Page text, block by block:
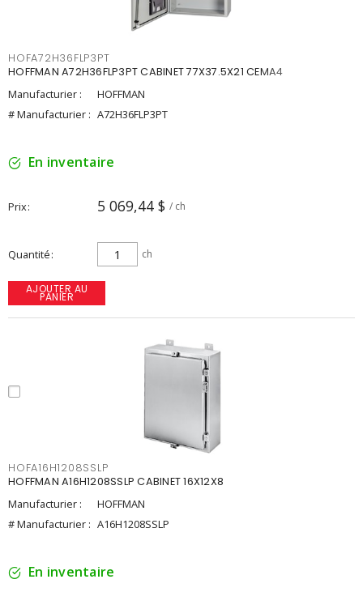
HOFA72H36FLP3PT
HOFFMAN A72H36FLP3PT CABINET 77X37.5X21 CEMA4
Manufacturier :
HOFFMAN
# Manufacturier : A72H36FLP3PT
En inventaire
Prix 5 069,44 $ / ch
Quantité ch
AJOUTER AU
PANIER
HOFA16H1208SSLP
HOFFMAN A16H1208SSLP CABINET 16X12X8
Manufacturier :
HOFFMAN
# Manufacturier : A16H1208SSLP
En inventaire